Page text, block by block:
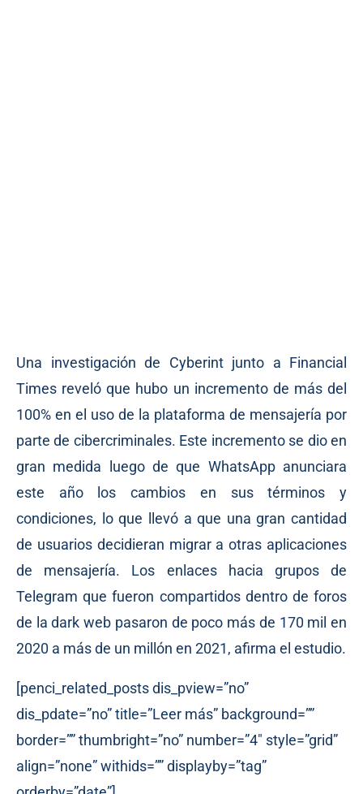
Una investigación de Cyberint junto a Financial
Times reveló que hubo un incremento de más del
100% en el uso de la plataforma de mensajería por
parte de cibercriminales. Este incremento se dio en
gran medida luego de que WhatsApp anunciara
este año los cambios en sus términos y
condiciones, lo que llevó a que una gran cantidad
de usuarios decidieran migrar a otras aplicaciones
de mensajería. Los enlaces hacia grupos de
Telegram que fueron compartidos dentro de foros
de la dark web pasaron de poco más de 170 mil en
2020 a más de un millón en 2021, afirma el estudio.
[penci_related_posts dis_pview=”no”
dis_pdate=”no” title=”Leer más” background=””
border=”” thumbright=”no” number=”4″ style=”grid”
align=”none” withids=”” displayby=”tag”